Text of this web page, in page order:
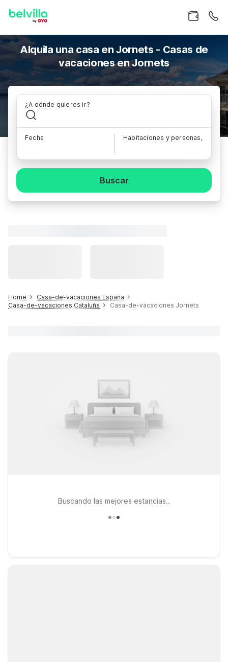
Alquila una casa en Jornets - Casas de
vacaciones en Jornets
¿A dónde quieres ir?
Fecha Habitaciones y personas,
Buscar
Home
Casa-de-vacaciones España
Casa-de-vacaciones Cataluña
Casa-de-vacaciones Jornets
Buscando las mejores estancias..